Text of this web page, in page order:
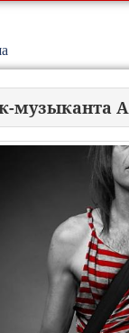
музыканта